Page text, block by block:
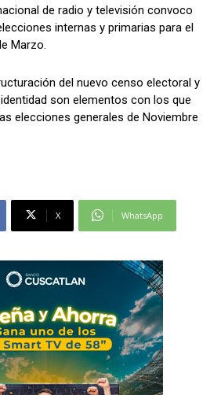
de radio y televisión convoco
internas y primarias para el
Marzo.
del nuevo censo electoral y
son elementos con los que
elecciones generales de Noviembre
X WhatsApp